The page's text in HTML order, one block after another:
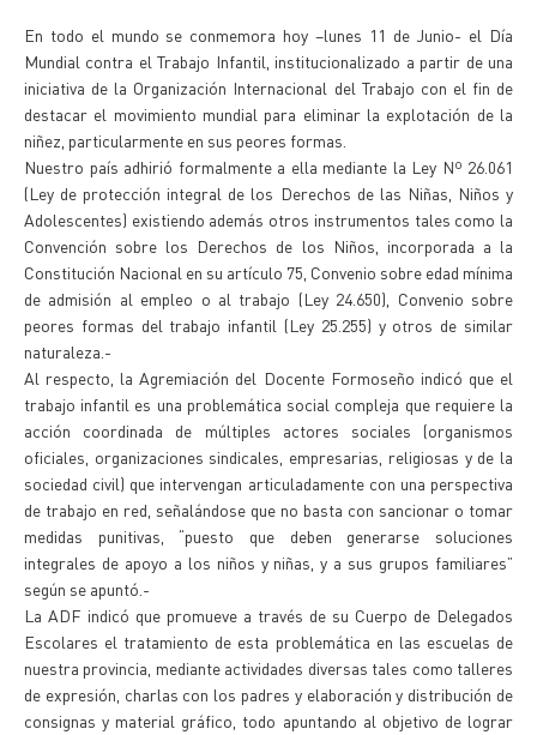
En todo el mundo se conmemora hoy –lunes 11 de Junio- el Día
Mundial contra el Trabajo Infantil, institucionalizado a partir de una
iniciativa de la Organización Internacional del Trabajo con el fin de
destacar el movimiento mundial para eliminar la explotación de la
niñez, particularmente en sus peores formas.
Nuestro país adhirió formalmente a ella mediante la Ley Nº 26.061
(Ley de protección integral de los Derechos de las Niñas, Niños y
Adolescentes) existiendo además otros instrumentos tales como la
Convención sobre los Derechos de los Niños, incorporada a la
Constitución Nacional en su artículo 75, Convenio sobre edad mínima
de admisión al empleo o al trabajo (Ley 24.650), Convenio sobre
peores formas del trabajo infantil (Ley 25.255) y otros de similar
naturaleza.-
Al respecto, la Agremiación del Docente Formoseño indicó que el
trabajo infantil es una problemática social compleja que requiere la
acción coordinada de múltiples actores sociales (organismos
oficiales, organizaciones sindicales, empresarias, religiosas y de la
sociedad civil) que intervengan articuladamente con una perspectiva
de trabajo en red, señalándose que no basta con sancionar o tomar
medidas punitivas, “puesto que deben generarse soluciones
integrales de apoyo a los niños y niñas, y a sus grupos familiares”
según se apuntó.-
La ADF indicó que promueve a través de su Cuerpo de Delegados
Escolares el tratamiento de esta problemática en las escuelas de
nuestra provincia, mediante actividades diversas tales como talleres
de expresión, charlas con los padres y elaboración y distribución de
consignas y material gráfico, todo apuntando al objetivo de lograr